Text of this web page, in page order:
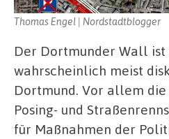
Thomas Engel | Nordstadtblogger
Der Dortmunder Wall
wahrscheinlich meist
Dortmund. Vor allem
Posing- und
für Maßnahmen der